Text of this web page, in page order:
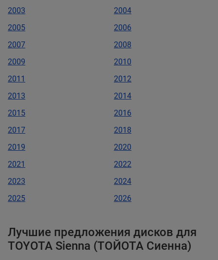
2003
2004
2005
2006
2007
2008
2009
2010
2011
2012
2013
2014
2015
2016
2017
2018
2019
2020
2021
2022
2023
2024
2025
2026
Лучшие предложения дисков для
TOYOTA Sienna (ТОЙОТА Сиенна)